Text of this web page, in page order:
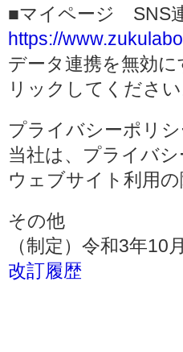
■マイページ SNS
https://
データ連携を無効
リックしてください
プライバシーポリ
当社は、プライバ
ウェブサイト利用
その他
（制定）令和3年10
改訂履歴